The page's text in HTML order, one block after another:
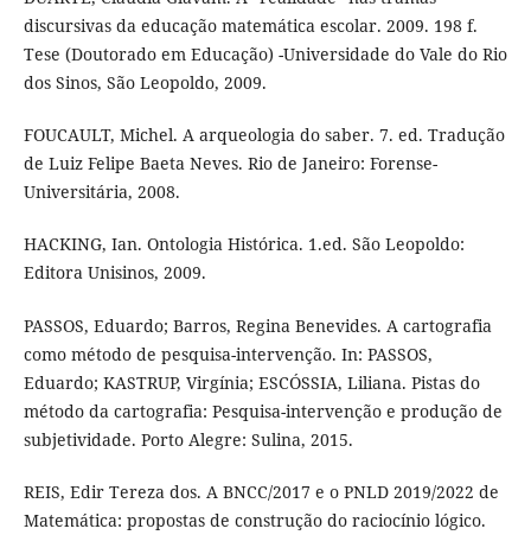
discursivas da educação matemática escolar. 2009. 198 f.
Tese (Doutorado em Educação) -Universidade do Vale do Rio
dos Sinos, São Leopoldo, 2009.
FOUCAULT, Michel. A arqueologia do saber. 7. ed. Tradução
de Luiz Felipe Baeta Neves. Rio de Janeiro: Forense-
Universitária, 2008.
HACKING, Ian. Ontologia Histórica. 1.ed. São Leopoldo:
Editora Unisinos, 2009.
PASSOS, Eduardo; Barros, Regina Benevides. A cartografia
como método de pesquisa-intervenção. In: PASSOS,
Eduardo; KASTRUP, Virgínia; ESCÓSSIA, Liliana. Pistas do
método da cartografia: Pesquisa-intervenção e produção de
subjetividade. Porto Alegre: Sulina, 2015.
REIS, Edir Tereza dos. A BNCC/2017 e o PNLD 2019/2022 de
Matemática: propostas de construção do raciocínio lógico.